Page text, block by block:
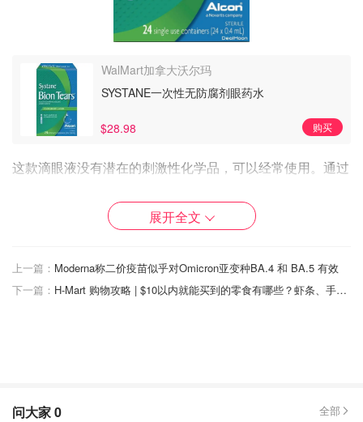
SYSTANE一次性无防腐剂眼药水
$28.98
WalMart加拿大沃尔玛
购买
这款滴眼液没有潜在的刺激性化学品，可以经常使用。通过
展开全文
上一篇： Moderna称二价疫苗似乎对Omicron亚变种BA.4 和 BA.5 有效
下一篇：
H-Mart 购物攻略 | $10以内就能买到的零食有哪些？虾条、手指饼、椰子卷这里都能便宜买到！
问大家0 全部